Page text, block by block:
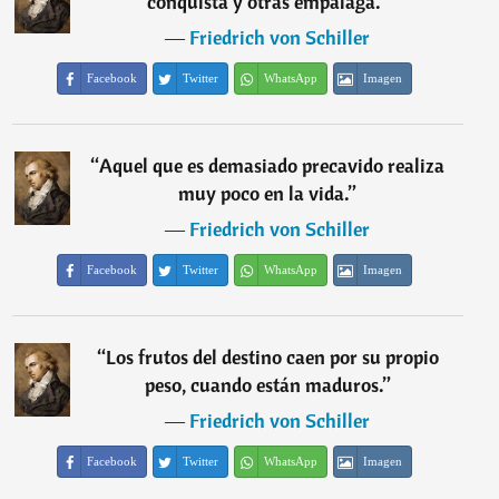
―Friedrich von Schiller
Facebook Twitter WhatsApp Imagen
“Aquel que es demasiado precavido realiza
muy poco en la vida.”
―Friedrich von Schiller
Facebook Twitter WhatsApp Imagen
“Los frutos del destino caen por su propio
peso, cuando están maduros.”
―Friedrich von Schiller
Facebook Twitter WhatsApp Imagen